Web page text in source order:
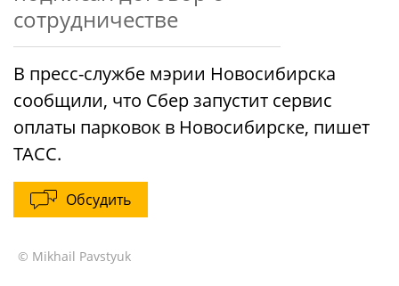
сотрудничестве
В пресс-службе мэрии Новосибирска
сообщили, что Сбер запустит сервис
оплаты парковок в Новосибирске, пишет
ТАСС.
Обсудить
© Mikhail Pavstyuk